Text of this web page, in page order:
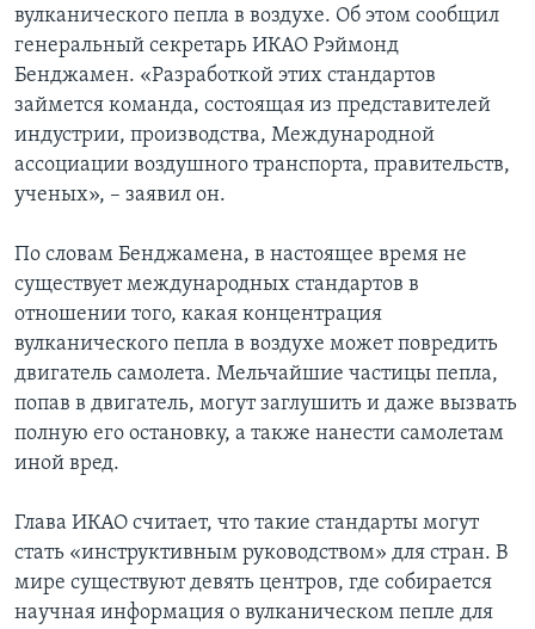
Learning English
СОЦИАЛЬНЫЕ СЕТИ
вулканического пепла в воздухе. Об этом сообщил
генеральный секретарь ИКАО Рэймонд
Бенджамен. «Разработкой этих стандартов
займется команда, состоящая из представителей
индустрии, производства, Международной
ассоциации воздушного транспорта, правительств,
ученых», – заявил он.
По словам Бенджамена, в настоящее время не
существует международных стандартов в
отношении того, какая концентрация
вулканического пепла в воздухе может повредить
двигатель самолета. Мельчайшие частицы пепла,
попав в двигатель, могут заглушить и даже вызвать
полную его остановку, а также нанести самолетам
иной вред.
Глава ИКАО считает, что такие стандарты могут
стать «инструктивным руководством» для стран. В
мире существуют девять центров, где собирается
научная информация о вулканическом пепле для